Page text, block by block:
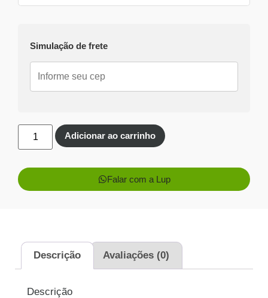
Pix:R$393,86 Aprovação imediata
Economize
Aprovação imediata
209,50
juros
R$419,00
3x deR$
Simulação de frete
Adicionar ao carrinho
Falar com a Lup
Descrição Avaliações (0)
Descrição